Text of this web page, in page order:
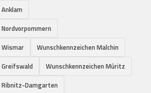
Wismar
Wunschkennzeichen Malchin
Greifswald
Wunschkennzeichen Müritz
Ribnitz-Damgarten